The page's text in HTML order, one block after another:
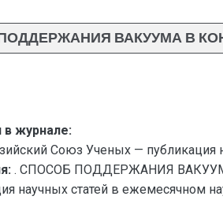
ВАКУУМА В
в журнале:
Союз Ученых — публикация
. СПОСОБ ПОДДЕРЖАНИЯ
научных статей в ежемесячном